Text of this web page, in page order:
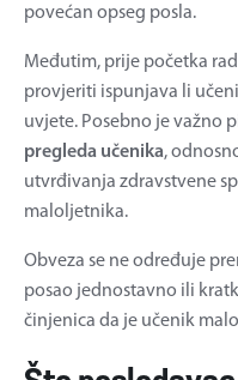
povećan opseg posla.
Međutim, prije početka
provjeriti ispunjava li
uvjete. Posebno je važno
pregleda učenika,
utvrđivanja zdravstvene
maloljetnika.
Obveza se ne određuje
posao jednostavno ili
činjenica da je učenik